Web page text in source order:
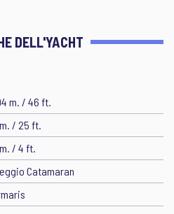
DELL'YACHT
m. / 46 ft.
/ 25 ft.
/ 4 ft.
Catamaran